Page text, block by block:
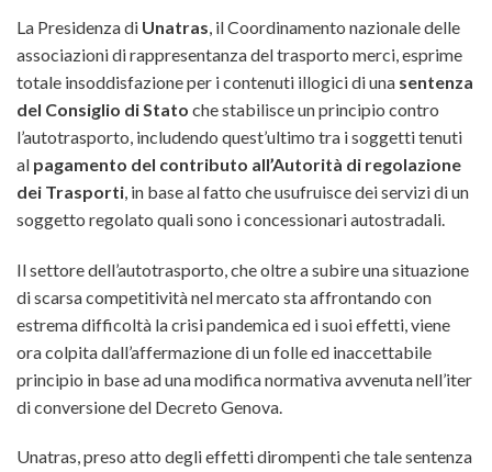
La Presidenza di Unatras , il Coordinamento nazionale delle
associazioni di rappresentanza del trasporto merci, esprime
totale insoddisfazione per i contenuti illogici di una sentenza
del Consiglio di Stato che stabilisce un principio contro
l’autotrasporto, includendo quest’ultimo tra i soggetti tenuti
al pagamento del contributo all’Autorità di regolazione
dei Trasporti , in base al fatto che usufruisce dei servizi di un
soggetto regolato quali sono i concessionari autostradali.
Il settore dell’autotrasporto, che oltre a subire una situazione
di scarsa competitività nel mercato sta affrontando con
estrema difficoltà la crisi pandemica ed i suoi effetti, viene
ora colpita dall’affermazione di un folle ed inaccettabile
principio in base ad una modifica normativa avvenuta nell’iter
di conversione del Decreto Genova.
Unatras, preso atto degli effetti dirompenti che tale sentenza